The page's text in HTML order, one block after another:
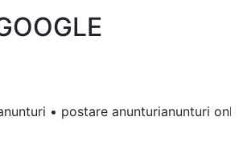
• postare anunturianunturi